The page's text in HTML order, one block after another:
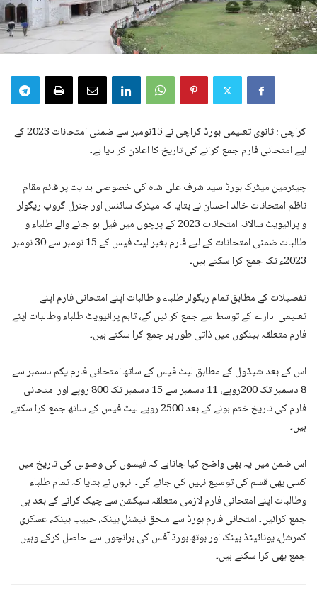
کراچی : ثانوی تعلیمی بورڈ کراچی نے 15نومبر سے ضمنی امتحانات 2023 کے
لیے امتحانی فارم جمع کرانے کی تاریخ کا اعلان کر دیا ہے۔
چیئرمین میٹرک بورڈ سید شرف علی شاہ کی خصوصی ہدایت پر قائم مقام
ناظم امتحانات خالد احسان نے بتایا کہ میٹرک سائنس اور جنرل گروپ ریگولر
و پرائیویٹ سالانہ امتحانات 2023 کے پرچوں میں فیل ہو جانے والے طلباء و
طالبات ضمنی امتحانات کے لیے فارم بغیر لیٹ فیس کے 15 نومبر سے 30 نومبر
2023ء تک جمع کرا سکتے ہیں۔
تفصیلات کے مطابق تمام ریگولر طلباء و طالبات اپنے امتحانی فارم اپنے
تعلیمی ادارے کے توسط سے جمع کرائیں گے، تاہم پرائیویٹ طلباء وطالبات اپنے
فارم متعلقہ بینکوں میں ذاتی طور پر جمع کرا سکتے ہیں۔
اس کے بعد شیڈول کے مطابق لیٹ فیس کے ساتھ امتحانی فارم یکم دسمبر سے
8 دسمبر تک 200روپے، 11 دسمبر سے 15 دسمبر تک 800 روپے اور امتحانی
فارم کی تاریخ ختم ہونے کے بعد 2500 روپے لیٹ فیس کے ساتھ جمع کرا سکتے
ہیں۔
اس ضمن میں یہ بھی واضح کیا جاتاہے کہ فیسوں کی وصولی کی تاریخ میں
کسی بھی قسم کی توسیع نہیں کی جائے گی۔ انہوں نے بتایا کہ تمام طلباء
وطالبات اپنے امتحانی فارم لازمی متعلقہ سیکشن سے چیک کرانے کے بعد ہی
جمع کرائیں۔ امتحانی فارم بورڈ سے ملحق نیشنل بینک، حبیب بینک، عسکری
کمرشل، یونائیٹڈ بینک اور بوتھ بورڈ آفس کی برانچوں سے حاصل کرکے وہیں
جمع بھی کرا سکتے ہیں۔